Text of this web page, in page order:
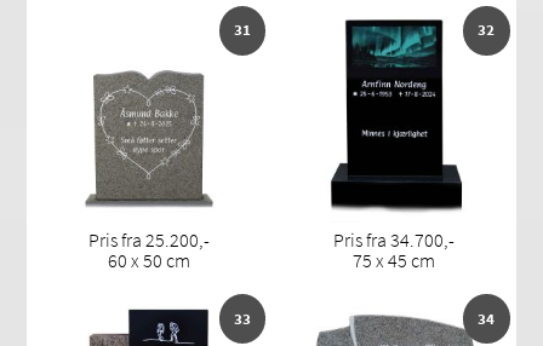
31
Pris fra 25.200,-
60 x 50 cm
32
Pris fra 34.700,-
75 x 45 cm
33 34